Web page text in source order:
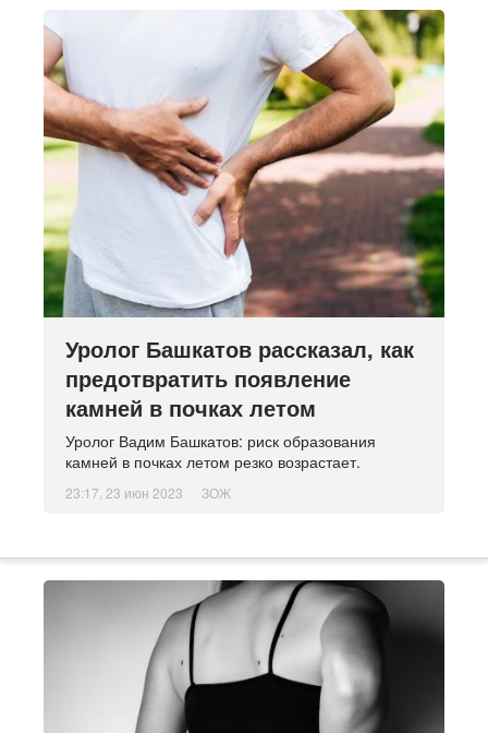
Уролог Башкатов рассказал, как
предотвратить появление
камней в почках летом
Уролог Вадим Башкатов: риск образования
камней в почках летом резко возрастает.
23:17, 23 июн 2023 ЗОЖ